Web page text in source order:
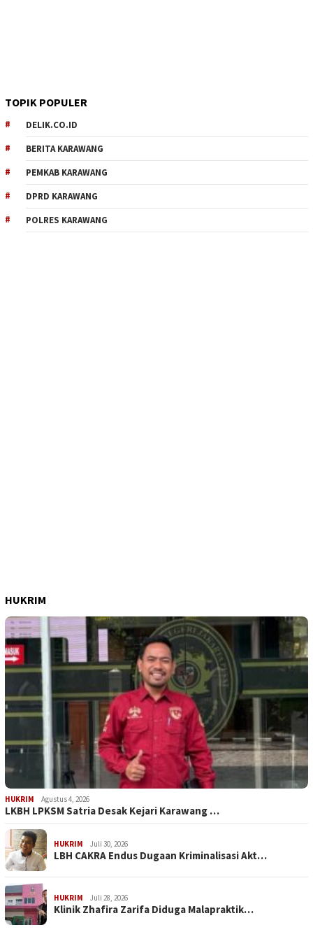
TOPIK POPULER
DELIK.CO.ID
BERITA KARAWANG
PEMKAB KARAWANG
DPRD KARAWANG
POLRES KARAWANG
HUKRIM
HUKRIM Agustus 4, 2026
LKBH LPKSM Satria Desak Kejari Karawang …
HUKRIM Juli 30, 2026
LBH CAKRA Endus Dugaan Kriminalisasi Akt…
HUKRIM Juli 28, 2026
Klinik Zhafira Zarifa Diduga Malapraktik…